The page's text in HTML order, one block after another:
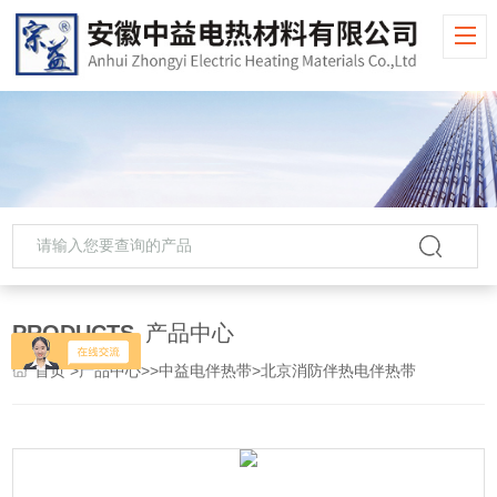
PRODUCTS 产品中心
首页>产品中心>>中益电伴热带>北京消防伴热电伴热带